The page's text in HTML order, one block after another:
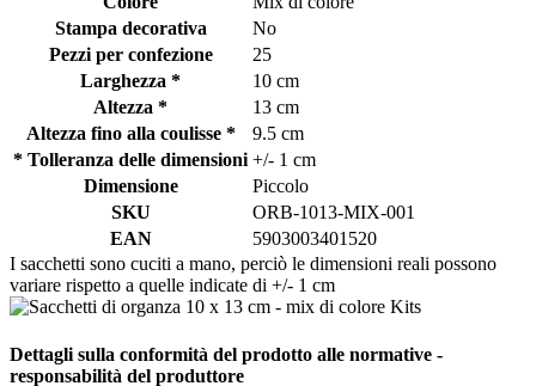
Stampa decorativa
No
Pezzi per confezione
25
Larghezza *
10 cm
Altezza *
13 cm
Altezza fino alla coulisse *
9.5 cm
* Tolleranza delle dimensioni +/- 1 cm
Dimensione
Piccolo
SKU
ORB-1013-MIX-001
EAN
5903003401520
I sacchetti sono cuciti a mano, perciò le dimensioni reali possono
variare rispetto a quelle indicate di +/- 1 cm
Dettagli sulla conformità del prodotto alle normative -
responsabilità del produttore